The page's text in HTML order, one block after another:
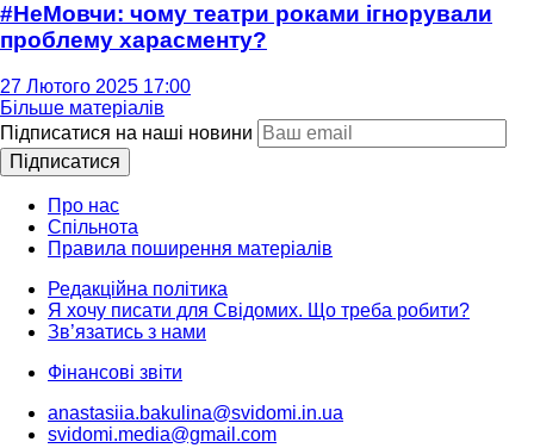
#НеМовчи: чому театри роками ігнорували
проблему харасменту?
27 Лютого 2025 17:00
Більше матеріалів
Підписатися на наші новини
Підписатися
Про нас
Спільнота
Правила поширення матеріалів
Редакційна політика
Я хочу писати для Свідомих. Що треба робити?
Зв’язатись з нами
Фінансові звіти
anastasiia.bakulina@svidomi.in.ua
svidomi.media@gmail.com